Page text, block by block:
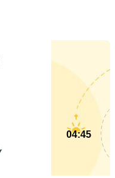
04:45